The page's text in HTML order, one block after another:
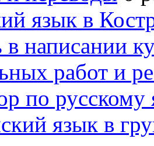
язык в
написании
работ и
по русскому
язык в